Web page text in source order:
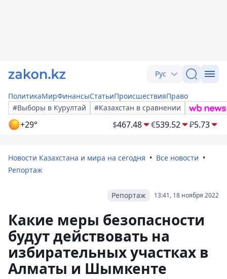
Рус
ПолитикаМирФинансыСтатьиПроисшествияПраво
#Выборы в Курултай
#Казахстан в сравнении
+29° $467.48 €539.52 ₽5.73
Новости Казахстана и мира на сегодня
Все новости
Репортаж
13:41, 18 ноября 2022
Репортаж
Какие меры безопасности
будут действовать на
избирательных участках в
Алматы и Шымкенте